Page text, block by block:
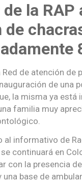
la
de atención de
de una
la misma ya está
familia muy
al informativo de
continuará en
con la presencia
base de